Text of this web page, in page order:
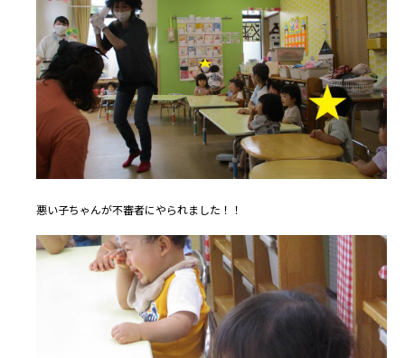
悪い子ちゃんが不審者にやられました！！